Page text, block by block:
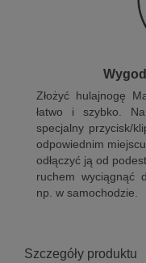
Złożyć hulajnogę
łatwo i szybko.
specjalny przycisk/
odpowiednim
odłączyć ją od
ruchem wyciągnąć
np. w samochodzie.
Szczegóły produktu